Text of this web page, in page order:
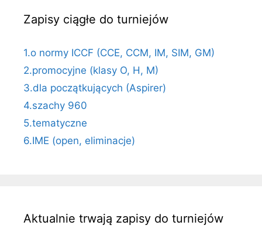
Zapisy ciągłe do turniejów
1.o normy ICCF (CCE, CCM, IM, SIM, GM)
2.promocyjne (klasy O, H, M)
3.dla początkujących (Aspirer)
4.szachy 960
5.tematyczne
6.IME (open, eliminacje)
Aktualnie trwają zapisy do turniejów